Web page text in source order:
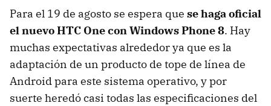
Para el 19 de agosto se espera que se haga oficial
el nuevo HTC One con Windows Phone 8. Hay
muchas expectativas alrededor ya que es la
adaptación de un producto de tope de línea de
Android para este sistema operativo, y por
suerte heredó casi todas las especificaciones del